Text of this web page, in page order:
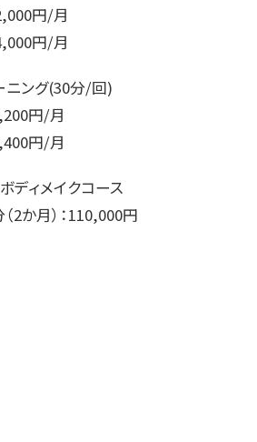
円/月
円/月
グ(30分/回)
円/月
円/月
メイクコース
月）：110,000円